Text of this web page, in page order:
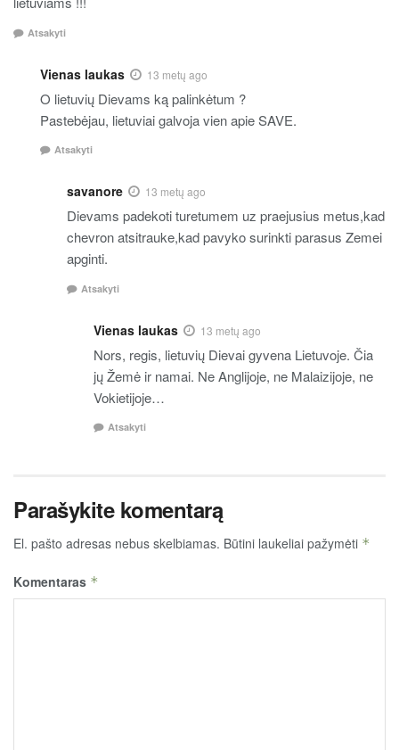
Atsakyti
Vienas laukas 13 metų ago
O lietuvių Dievams ką palinkėtum ?
Pastebėjau, lietuviai galvoja vien apie SAVE.
Atsakyti
savanore 13 metų ago
Dievams padekoti turetumem uz praejusius metus,kad
chevron atsitrauke,kad pavyko surinkti parasus Zemei
apginti.
Atsakyti
Vienas laukas 13 metų ago
Nors, regis, lietuvių Dievai gyvena Lietuvoje. Čia
jų Žemė ir namai. Ne Anglijoje, ne Malaizijoje, ne
Vokietijoje…
Atsakyti
Parašykite komentarą
El. pašto adresas nebus skelbiamas. Būtini laukeliai pažymėti *
Komentaras *